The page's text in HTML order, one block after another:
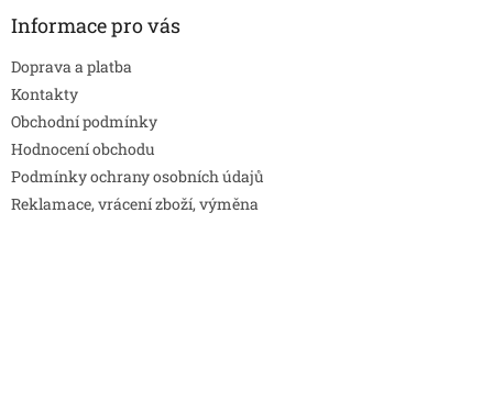
Informace pro vás
Doprava a platba
Kontakty
Obchodní podmínky
Hodnocení obchodu
Podmínky ochrany osobních údajů
Reklamace, vrácení zboží, výměna